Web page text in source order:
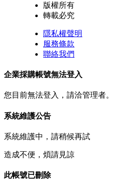
版權所有
轉載必究
隱私權聲明
服務條款
聯絡我們
企業採購帳號無法登入
您目前無法登入，請洽管理者。
系統維護公告
系統維護中，請稍候再試
造成不便，煩請見諒
此帳號已刪除